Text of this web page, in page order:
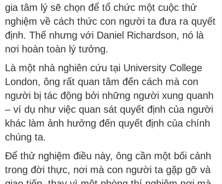
gia tâm lý sẽ chọn để tổ chức một cuộc thử
nghiệm về cách thức con người ta đưa ra quyết
định. Thế nhưng với Daniel Richardson, nó là
nơi hoàn toàn lý tưởng.
Là một nhà nghiên cứu tại University College
London, ông rất quan tâm đến cách mà con
người bị tác động bởi những người xung quanh
– ví dụ như việc quan sát quyết định của người
khác làm ảnh hưởng đến quyết định của chính
chúng ta.
Để thử nghiệm điều này, ông cần một bối cảnh
trong đời thực, nơi mà con người ta gặp gỡ và